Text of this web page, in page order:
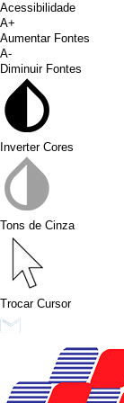
Acessibilidade
A+
Aumentar Fontes
A-
Diminuir Fontes
Inverter Cores
Tons de Cinza
Trocar Cursor